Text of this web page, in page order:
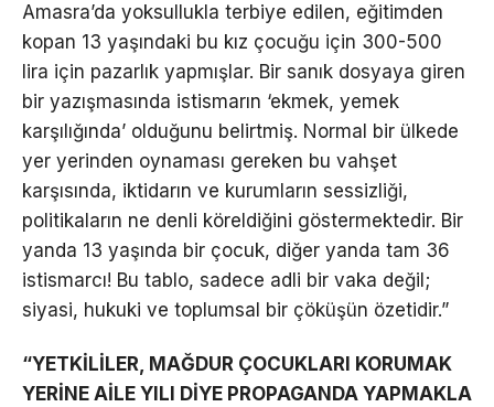
Amasra’da yoksullukla terbiye edilen, eğitimden
kopan 13 yaşındaki bu kız çocuğu için 300-500
lira için pazarlık yapmışlar. Bir sanık dosyaya giren
bir yazışmasında istismarın ‘ekmek, yemek
karşılığında’ olduğunu belirtmiş. Normal bir ülkede
yer yerinden oynaması gereken bu vahşet
karşısında, iktidarın ve kurumların sessizliği,
politikaların ne denli köreldiğini göstermektedir. Bir
yanda 13 yaşında bir çocuk, diğer yanda tam 36
istismarcı! Bu tablo, sadece adli bir vaka değil;
siyasi, hukuki ve toplumsal bir çöküşün özetidir.”
“YETKİLİLER, MAĞDUR ÇOCUKLARI KORUMAK
YERİNE AİLE YILI DİYE PROPAGANDA YAPMAKLA